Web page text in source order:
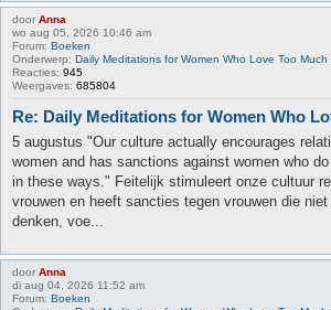
door Anna
wo aug 05, 2026 10:46 am
Forum: Boeken
Onderwerp: Daily Meditations for Women Who Love Too
Reacties: 945
Weergaves: 685804
Re: Daily Meditations for Women Who
5 augustus "Our culture actually encourages
women and has sanctions against women who
in these ways." Feitelijk stimuleert onze cultuur
vrouwen en heeft sancties tegen vrouwen die
denken, voe...
door Anna
di aug 04, 2026 11:52 am
Forum: Boeken